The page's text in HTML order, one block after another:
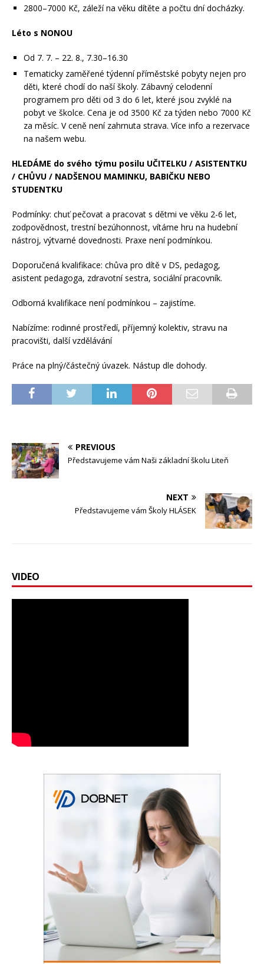
2800–7000 Kč, záleží na věku dítěte a počtu dní docházky.
Léto s NONOU
Od 7. 7. – 22. 8., 7.30–16.30
Tematicky zaměřené týdenní příměstské pobyty nejen pro
děti, které chodí do naší školy. Zábavný celodenní
programem pro děti od 3 do 6 let, které jsou zvyklé na
pobyt ve školce. Cena je od 3500 Kč za týden nebo 7000 Kč
za měsíc. V ceně není zahrnuta strava. Více info a rezervace
na našem webu.
HLEDÁME do svého týmu posilu UČITELKU / ASISTENTKU
/ CHŮVU / NADŠENOU MAMINKU, BABIČKU NEBO
STUDENTKU
Podmínky: chuť pečovat a pracovat s dětmi ve věku 2-6 let,
zodpovědnost, trestní bezúhonnost, vítáme hru na hudební
nástroj, výtvarné dovednosti. Praxe není podmínkou.
Doporučená kvalifikace: chůva pro dítě v DS, pedagog,
asistent pedagoga, zdravotní sestra, sociální pracovník.
Odborná kvalifikace není podmínkou – zajistíme.
Nabízíme: rodinné prostředí, příjemný kolektiv, stravu na
pracovišti, další vzdělávání
Práce na plný/částečný úvazek. Nástup dle dohody.
PREVIOUS
Představujeme vám Naši základní školu Liteň
NEXT
Představujeme vám Školy HLÁSEK
VIDEO